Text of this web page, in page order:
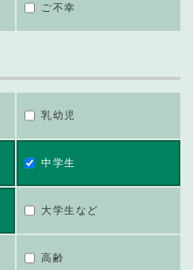
ご不幸
乳幼児
中学生
大学生など
高齢